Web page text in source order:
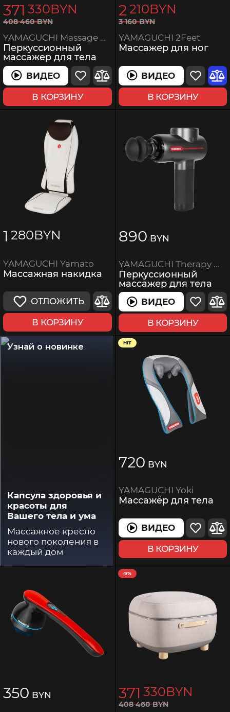
371 330BYN
408 460BYN
YAMAGUCHI Massage Gun PRO
Перкуссионный
массажер для тела
ВИДЕО
В КОРЗИНУ
2 210BYN
3 160BYN
YAMAGUCHI 2Feet
Массажер для ног
ВИДЕО
В КОРЗИНУ
1 280BYN
YAMAGUCHI Yamato
Массажная накидка
ОТЛОЖИТЬ
В КОРЗИНУ
890 BYN
YAMAGUCHI Therapy Massage Gun
Перкуссионный
массажер для тела
ВИДЕО
В КОРЗИНУ
Узнай о новинке
Капсула здоровья и
красоты для
Вашего тела и ума
Массажное кресло
нового поколения в
каждый дом
HIT
720 BYN
YAMAGUCHI Yoki
Массажёр для тела
ВИДЕО
В КОРЗИНУ
350 BYN
-9%
371 330BYN
408 460BYN